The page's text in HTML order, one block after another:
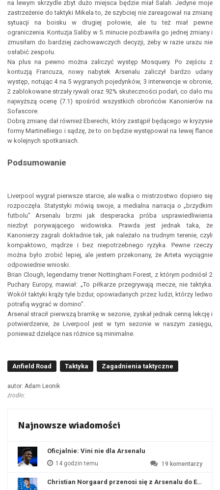
na lewym skrzydle zbyt dużo miejsca będzie miał Salah. Jedyne moje
zastrzeżenie do taktyki Mikela to, że szybciej nie zareagował na zmianę
sytuacji na boisku w drugiej połowie, ale tu też miał pewne
ograniczenia. Kontuzja Saliby w 5. minucie pozbawiła go jednej zmiany i
zmusiłam do bardziej zachowawczych decyzji, żeby w razie urazu nie
osłabić zespołu.
Na plus na pewno można zaliczyć występ Mosquery. Po zejściu z
kontuzją Francuza, nowy nabytek Arsenalu zaliczył bardzo udany
występ, notując 4 na 5 wygranych pojedynków, 3 interwencje w obronie,
2 zablokowane strzały rywali oraz 92% skuteczności podań, co dało mu
najwyższą ocenę (7.1) spośród wszystkich obrońców Kanonierów na
Sofascore.
Dobrą zmianę dał również Eberechi, który zastąpił będącego w kryzysie
formy Martinelliego i sądzę, że to on będzie występował na lewej flance
w kolejnych spotkaniach.
Podsumowanie
Liverpool wygrał pierwsze starcie, ale walka o mistrzostwo dopiero się
rozpoczęła. Statystyki mówią swoje, a medialna narracja o „brzydkim
futbolu” Arsenalu brzmi jak desperacka próba usprawiedliwienia
niezbyt porywającego widowiska. Prawda jest jednak taka, że
Kanonierzy zagrali dokładnie tak, jak należało na trudnym terenie, czyli
kompaktowo, mądrze i bez niepotrzebnego ryzyka. Pewne rzeczy
można było zrobić lepiej, ale jestem przekonany, że Arteta wyciągnie
odpowiednie wnioski.
Brian Clough, legendarny trener Nottingham Forest, z którym podniósł 2
Puchary Europy, mawiał: „To piłkarze przegrywają mecze, nie taktyka.
Wokół taktyki krąży tyle bzdur, opowiadanych przez ludzi, którzy ledwo
potrafią wygrać w domino”.
Arsenal stracił pierwszą bramkę w sezonie, zyskał jednak cenną lekcję i
potwierdzenie, że Liverpool jest w tym sezonie w naszym zasięgu,
ponieważ dzielące nas różnice są minimalne.
Anfield Road Taktyka Zagadnienia taktyczne
autor: Adam Leonik
źrodło:
Najnowsze wiadomości
Oficjalnie: Vini nie dla Arsenalu
14 godzin temu 19 komentarzy
Christian Norgaard przenosi się z Arsenalu do